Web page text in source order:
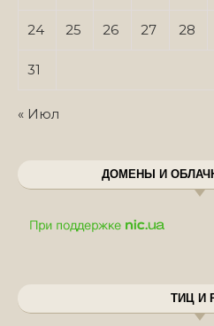
24 25 26 27 28
31
« Июл
ДОМЕНЫ И
ТИЦ И